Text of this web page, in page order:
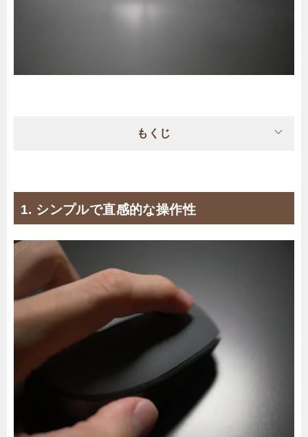
もくじ
1. シンプルで直感的な操作性